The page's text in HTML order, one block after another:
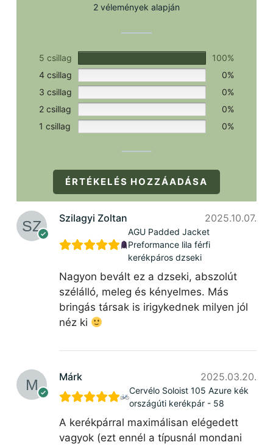
2 vélemények alapján
5 csillag
100%
4 csillag
0%
3 csillag
0%
2 csillag
0%
1 csillag
0%
ÉRTÉKELÉS HOZZÁADÁSA
Szilagyi Zoltan 2025.10.07.
AGU Padded Jacket
Preformance lila férfi
kerékpáros dzseki
Nagyon bevált ez a dzseki, abszolút
szélálló, meleg és kényelmes. Más
bringás társak is irigykednek milyen jól
néz ki
Márk 2025.03.20.
Cervélo Soloist 105 Azure kék
országúti kerékpár - 58
A kerékpárral maximálisan elégedett
vagyok (ezt ennél a típusnál mondani